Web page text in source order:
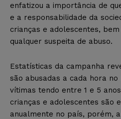
enfatizou a importância de
e a responsabilidade da
crianças e adolescentes,
qualquer suspeita de abuso.
Estatísticas da campanha
são abusadas a cada hora
vítimas tendo entre 1 e 5
crianças e adolescentes são
anualmente no país, porém,